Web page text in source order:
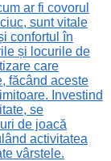
ar fi covorul
sunt vitale
confortul în
și locurile de
care
făcând aceste
Investind
se
de joacă
activitatea
vârstele.